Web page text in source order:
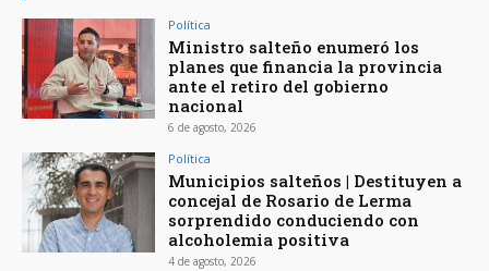
Política
Ministro salteño enumeró los
planes que financia la provincia
ante el retiro del gobierno
nacional
6 de agosto, 2026
Política
Municipios salteños | Destituyen a
concejal de Rosario de Lerma
sorprendido conduciendo con
alcoholemia positiva
4 de agosto, 2026